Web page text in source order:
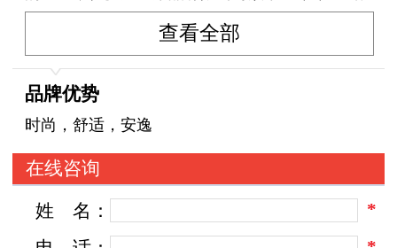
休”品牌确立了"立足在中国、拓展在世界"的战略
目标。公司自2000年成立以来，经过9年的精心经
营、完善与发展，已成为国内婴童鞋专业化的生
产企业。
旨，肩负着创造名牌，服务奉献的使命，朝着战
略目标高速前进。我们兢兢业业、孜孜以求：我
们诚信务实、追求卓越：我们努力创造、一如既
查看全部
品牌优势
时尚，舒适，安逸
在线咨询
姓
名：
*